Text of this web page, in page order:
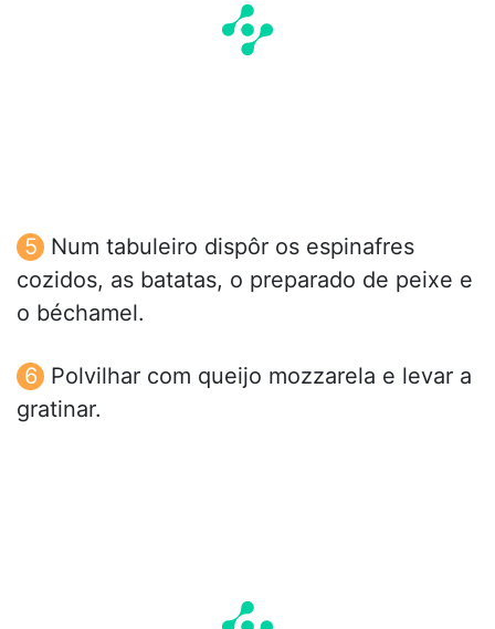
Num tabuleiro dispôr os espinafres
cozidos, as batatas, o preparado de peixe e
o béchamel.
Polvilhar com queijo mozzarela e levar a
gratinar.